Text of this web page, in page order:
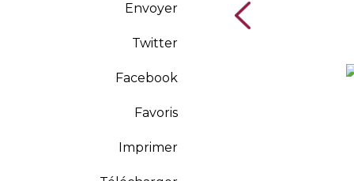
Envoyer
Twitter
Facebook
Favoris
Imprimer